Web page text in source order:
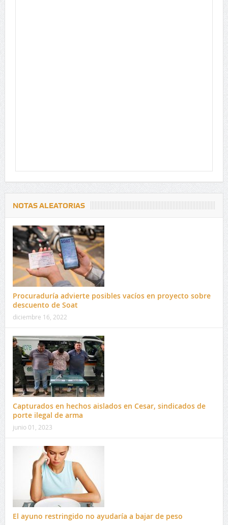
NOTAS ALEATORIAS
Procuraduría advierte posibles vacíos en proyecto sobre
descuento de Soat
diciembre 16, 2022
Capturados en hechos aislados en Cesar, sindicados de
porte ilegal de arma
junio 01, 2023
El ayuno restringido no ayudaría a bajar de peso